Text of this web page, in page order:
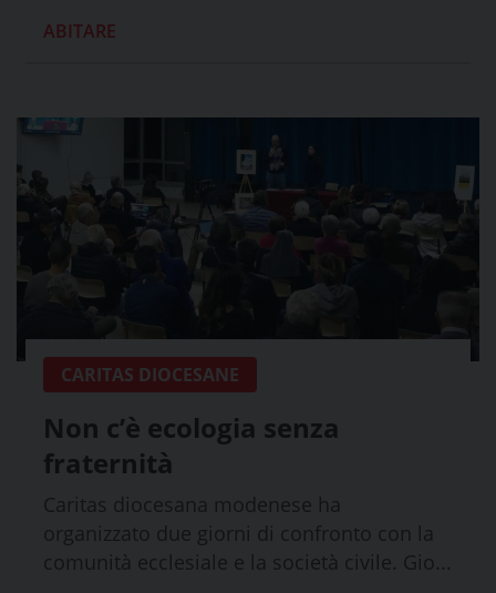
ABITARE
CARITAS DIOCESANE
Non c’è ecologia senza
fraternità
Caritas diocesana modenese ha
organizzato due giorni di confronto con la
comunità ecclesiale e la società civile. Gio...